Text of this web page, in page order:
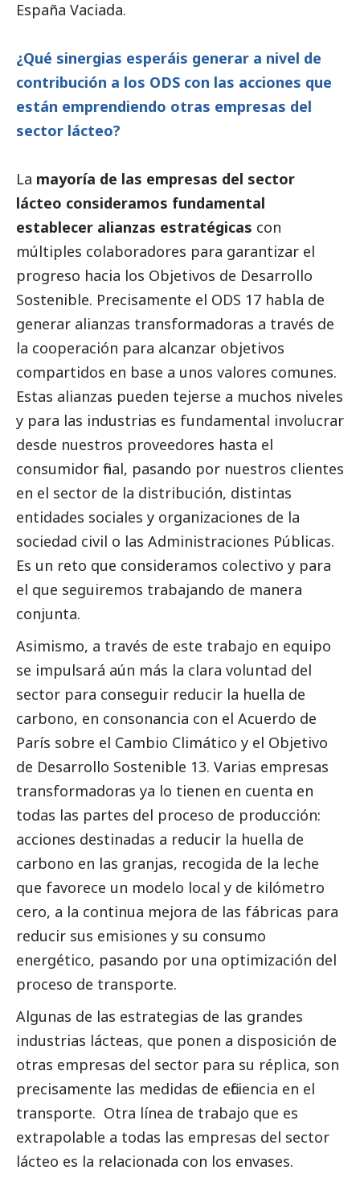
España Vaciada.
¿Qué sinergias esperáis generar a nivel de
contribución a los ODS con las acciones que
están emprendiendo otras empresas del
sector lácteo?
La mayoría de las empresas del sector
lácteo consideramos fundamental
establecer alianzas estratégicas con
múltiples colaboradores para garantizar el
progreso hacia los Objetivos de Desarrollo
Sostenible. Precisamente el ODS 17 habla de
generar alianzas transformadoras a través de
la cooperación para alcanzar objetivos
compartidos en base a unos valores comunes.
Estas alianzas pueden tejerse a muchos niveles
y para las industrias es fundamental involucrar
desde nuestros proveedores hasta el
consumidor final, pasando por nuestros clientes
en el sector de la distribución, distintas
entidades sociales y organizaciones de la
sociedad civil o las Administraciones Públicas.
Es un reto que consideramos colectivo y para
el que seguiremos trabajando de manera
conjunta.
Asimismo, a través de este trabajo en equipo
se impulsará aún más la clara voluntad del
sector para conseguir reducir la huella de
carbono, en consonancia con el Acuerdo de
París sobre el Cambio Climático y el Objetivo
de Desarrollo Sostenible 13. Varias empresas
transformadoras ya lo tienen en cuenta en
todas las partes del proceso de producción:
acciones destinadas a reducir la huella de
carbono en las granjas, recogida de la leche
que favorece un modelo local y de kilómetro
cero, a la continua mejora de las fábricas para
reducir sus emisiones y su consumo
energético, pasando por una optimización del
proceso de transporte.
Algunas de las estrategias de las grandes
industrias lácteas, que ponen a disposición de
otras empresas del sector para su réplica, son
precisamente las medidas de eficiencia en el
transporte. Otra línea de trabajo que es
extrapolable a todas las empresas del sector
lácteo es la relacionada con los envases.